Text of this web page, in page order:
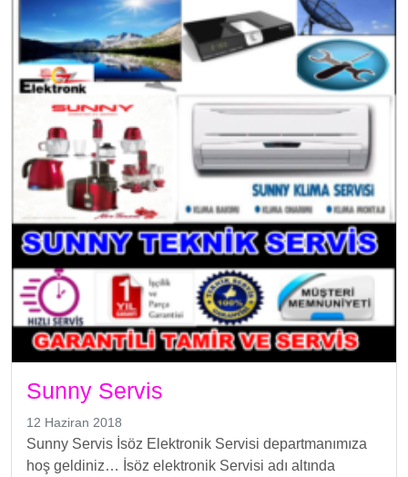
Sunny Servis
12 Haziran 2018
Sunny Servis İsöz Elektronik Servisi departmanımıza
hoş geldiniz… İsöz elektronik Servisi adı altında